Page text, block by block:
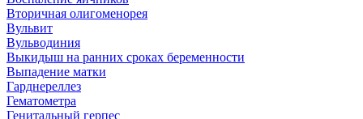
Вторичная олигоменорея
Вульвит
Вульводиния
Выкидыш на ранних сроках беременности
Выпадение матки
Гарднереллез
Гематометра
Генитальный герпес